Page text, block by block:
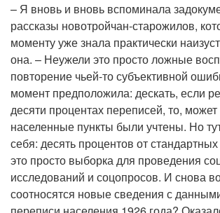
– Я вновь и вновь вспоминала
рассказы новотройчан-старожилов,
моменту уже знала практически
она. – Неужели это просто ложные
повторение чьей-то субъективной
момент предположила: дескать, если
десяти процентах переписей, то,
населенные пункты были учтены. Но
себя: десять процентов от
это просто выборка для проведения
исследований и соцопросов. И снова
соотносятся новые сведения с